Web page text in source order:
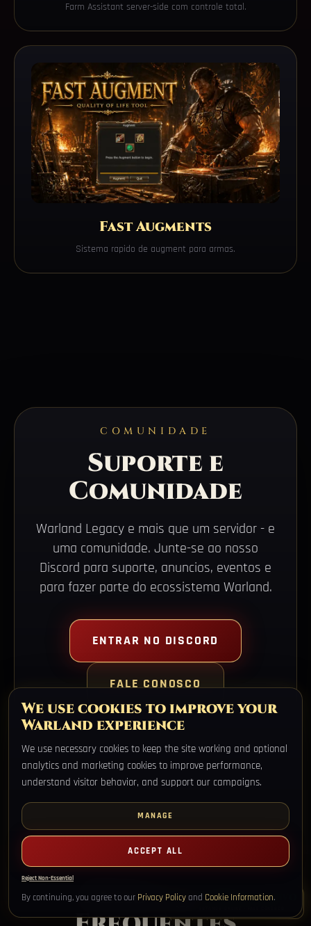
SUPORTE AO VIVO
Farm Assistant server-side com controle total.
Fast Augments
Sistema rapido de augment para armas.
COMUNIDADE
Suporte e
Comunidade
Warland Legacy e mais que um servidor - e
uma comunidade. Junte-se ao nosso
Discord para suporte, anuncios, eventos e
para fazer parte do ecossistema Warland.
ENTRAR NO DISCORD
FALE CONOSCO
Perguntas
We use cookies to improve your
Warland experience
We use necessary cookies to keep the site working and optional
analytics and marketing cookies to improve performance,
understand visitor behavior, and support our campaigns.
MANAGE
ACCEPT ALL
Reject Non-Essential
By continuing, you agree to our Privacy Policyand Cookie Information.